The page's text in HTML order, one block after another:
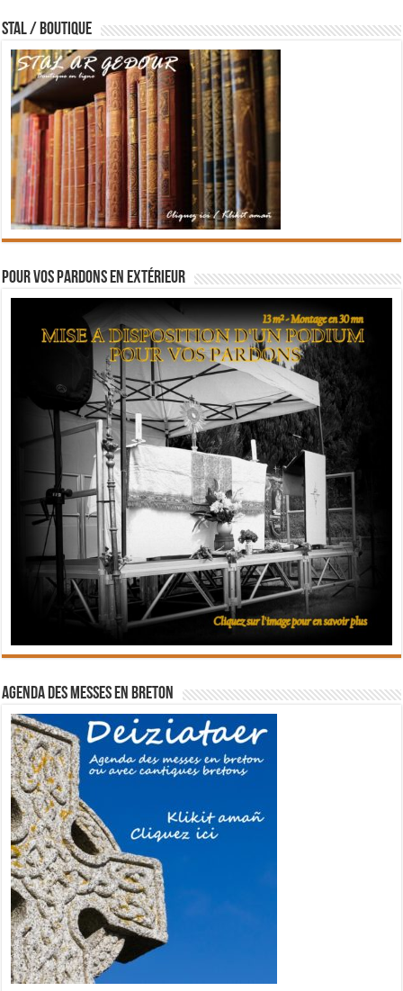
STAL / BOUTIQUE
Pour vos pardons en extérieur
Agenda des messes en breton